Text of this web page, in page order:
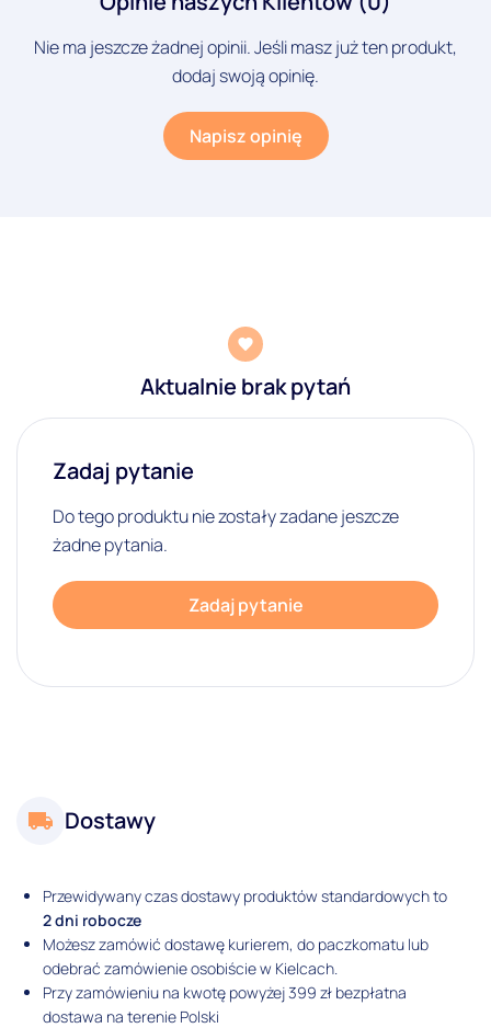
Nie ma jeszcze żadnej opinii. Jeśli masz już ten produkt,
dodaj swoją opinię.
Napisz opinię
Aktualnie brak pytań
Zadaj pytanie
Do tego produktu nie zostały zadane jeszcze
żadne pytania.
Zadaj pytanie
Dostawy
Przewidywany czas dostawy produktów standardowych to
2 dni robocze
Możesz zamówić dostawę kurierem, do paczkomatu lub
odebrać zamówienie osobiście w Kielcach.
Przy zamówieniu na kwotę powyżej 399 zł bezpłatna
dostawa na terenie Polski